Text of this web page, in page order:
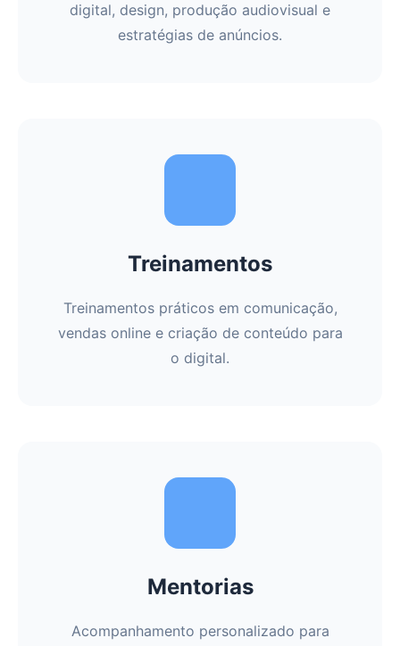
digital, design, produção audiovisual e
estratégias de anúncios.
Treinamentos
Treinamentos práticos em comunicação,
vendas online e criação de conteúdo para
o digital.
Mentorias
Acompanhamento personalizado para